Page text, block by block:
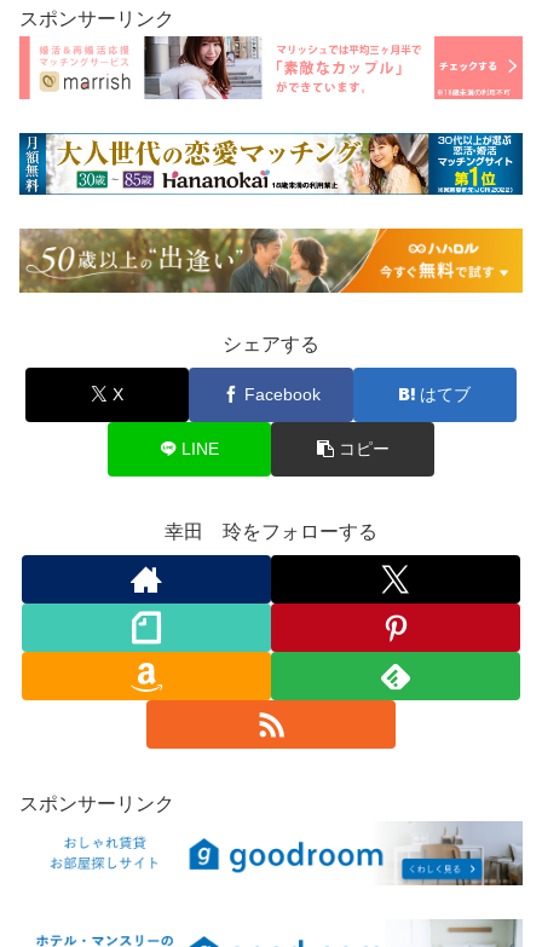
スポンサーリンク
シェアする
X Facebook はてブ
LINE コピー
幸田 玲をフォローする
スポンサーリンク